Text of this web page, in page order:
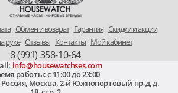
Обмен и возврат Гарантия Скидки и акции
руке Отзывы Контакты Мой кабинет
8 (991) 358-10-64
info@housewatchses.com
работы: c 11:00 до 23:00
Россия, Москва 2-й Южнопортовый пр-д, д.